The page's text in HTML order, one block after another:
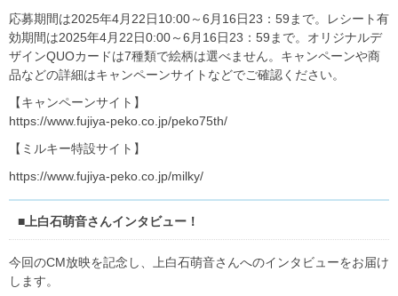
応募期間は2025年4月22日10:00～6月16日23：59まで。レシート有
効期間は2025年4月22日0:00～6月16日23：59まで。オリジナルデ
ザインQUOカードは7種類で絵柄は選べません。キャンペーンや商
品などの詳細はキャンペーンサイトなどでご確認ください。
【キャンペーンサイト】
https://www.fujiya-peko.co.jp/peko75th/
【ミルキー特設サイト】
https://www.fujiya-peko.co.jp/milky/
■上白石萌音さんインタビュー！
今回のCM放映を記念し、上白石萌音さんへのインタビューをお届け
します。